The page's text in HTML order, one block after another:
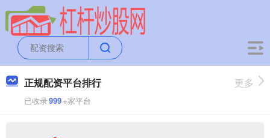
正规配资平台排行
已收录999+家平台
更多